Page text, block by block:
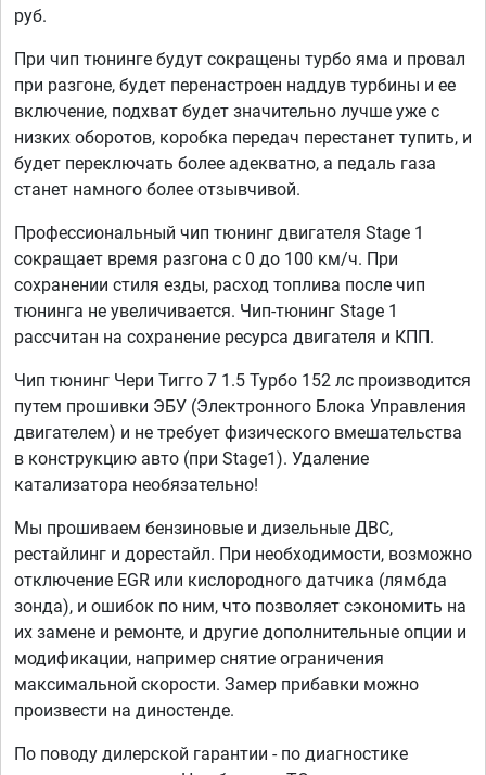
руб.
При чип тюнинге будут сокращены турбо яма и провал
при разгоне, будет перенастроен наддув турбины и ее
включение, подхват будет значительно лучше уже с
низких оборотов, коробка передач перестанет тупить, и
будет переключать более адекватно, а педаль газа
станет намного более отзывчивой.
Профессиональный чип тюнинг двигателя Stage 1
сокращает время разгона с 0 до 100 км/ч. При
сохранении стиля езды, расход топлива после чип
тюнинга не увеличивается. Чип-тюнинг Stage 1
рассчитан на сохранение ресурса двигателя и КПП.
Чип тюнинг Чери Тигго 7 1.5 Турбо 152 лс производится
путем прошивки ЭБУ (Электронного Блока Управления
двигателем) и не требует физического вмешательства
в конструкцию авто (при Stage1). Удаление
катализатора необязательно!
Мы прошиваем бензиновые и дизельные ДВС,
рестайлинг и дорестайл. При необходимости, возможно
отключение EGR или кислородного датчика (лямбда
зонда), и ошибок по ним, что позволяет сэкономить на
их замене и ремонте, и другие дополнительные опции и
модификации, например снятие ограничения
максимальной скорости. Замер прибавки можно
произвести на диностенде.
По поводу дилерской гарантии - по диагностике